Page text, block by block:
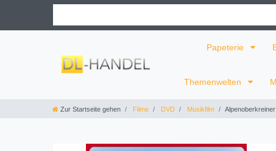
Papeterie
Themenwelten
Zur Startseite gehen Filme DVD Musikfilm